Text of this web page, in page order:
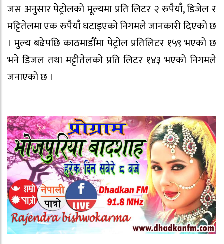
जस अनुसार पेट्रोलको मूल्यमा प्रति लिटर २ रुपैयाँ, डिजेल र
मट्टितेलमा एक रुपैयाँ घटाइएको निगमले जानकारी दिएको छ
। मुल्य बढेपछि काठमाडौँमा पेट्रोल प्रतिलिटर १५९ भएको छ
भने डिजल तथा मट्टीतेलको प्रति लिटर १४३ भएको निगमले
जनाएको छ ।